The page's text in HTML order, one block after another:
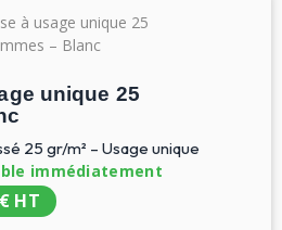
unique 25
25 gr/m² – Usage unique
immédiatement
HT